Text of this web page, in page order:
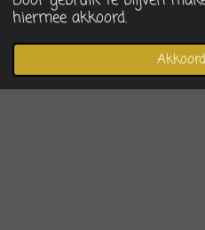
hiermee akkoord.
Akkoord